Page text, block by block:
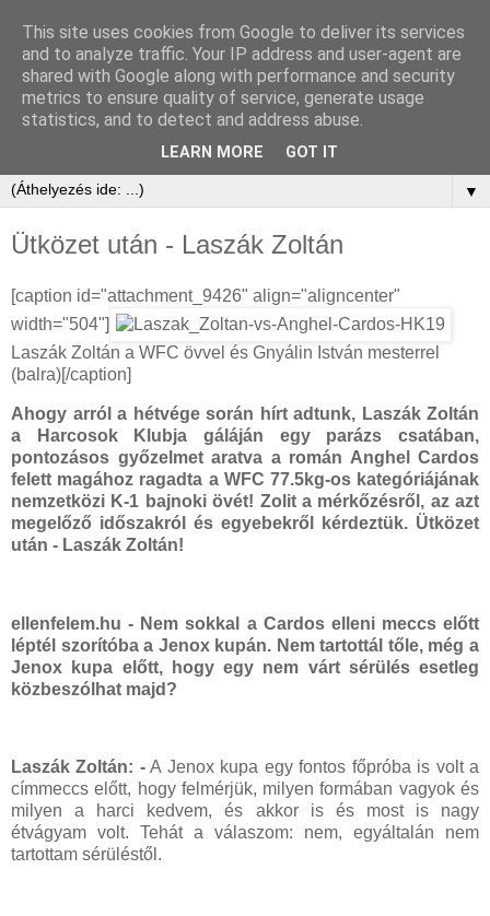
▼
Ütközet után - Laszák Zoltán
[caption id="attachment_9426" align="aligncenter"
width="504"]
Laszák Zoltán a WFC övvel és Gnyálin István mesterrel
(balra)[/caption]
Ahogy arról a hétvége során hírt adtunk, Laszák Zoltán
a Harcosok Klubja gáláján egy parázs csatában,
pontozásos győzelmet aratva a román Anghel Cardos
felett magához ragadta a WFC 77.5kg-os kategóriájának
nemzetközi K-1 bajnoki övét! Zolit a mérkőzésről, az azt
megelőző időszakról és egyebekről kérdeztük. Ütközet
után - Laszák Zoltán!
ellenfelem.hu - Nem sokkal a Cardos elleni meccs előtt
léptél szorítóba a Jenox kupán. Nem tartottál tőle, még a
Jenox kupa előtt, hogy egy nem várt sérülés esetleg
közbeszólhat majd?
Laszák Zoltán: -A Jenox kupa egy fontos főpróba is volt a
címmeccs előtt, hogy felmérjük, milyen formában vagyok és
milyen a harci kedvem, és akkor is és most is nagy
étvágyam volt. Tehát a válaszom: nem, egyáltalán nem
tartottam sérüléstől.
This site uses cookies from Google to deliver its services
and to analyze traffic. Your IP address and user-agent are
shared with Google along with performance and security
metrics to ensure quality of service, generate usage
statistics, and to detect and address abuse.
LEARN MORE GOT IT